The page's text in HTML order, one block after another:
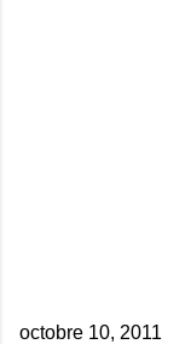
octobre 10, 2011